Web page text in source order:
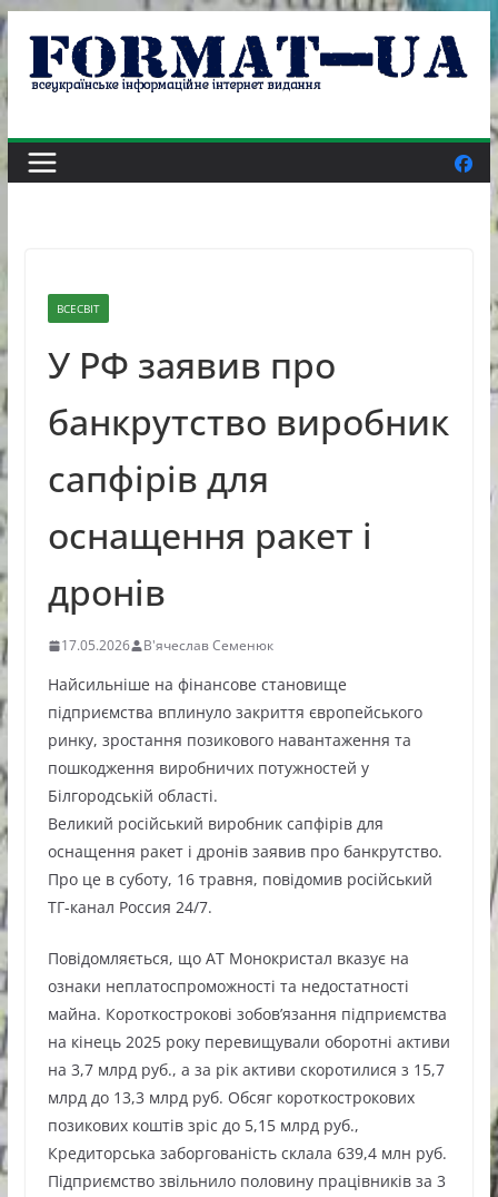
Skip
content
ВСЕСВІТ
У РФ заявив про
банкрутство виробник
сапфірів для
оснащення ракет і
дронів
17.05.2026 В'ячеслав Семенюк
Найсильніше на фінансове становище
підприємства вплинуло закриття європейського
ринку, зростання позикового навантаження та
пошкодження виробничих потужностей у
Білгородській області.
Великий російський виробник сапфірів для
оснащення ракет і дронів заявив про банкрутство.
Про це в суботу, 16 травня, повідомив російський
ТГ-канал Россия 24/7.
Повідомляється, що АТ Монокристал вказує на
ознаки неплатоспроможності та недостатності
майна. Короткострокові зобов’язання підприємства
на кінець 2025 року перевищували оборотні активи
на 3,7 млрд руб., а за рік активи скоротилися з 15,7
млрд до 13,3 млрд руб. Обсяг короткострокових
позикових коштів зріс до 5,15 млрд руб.,
Кредиторська заборгованість склала 639,4 млн руб.
Підприємство звільнило половину працівників за 3